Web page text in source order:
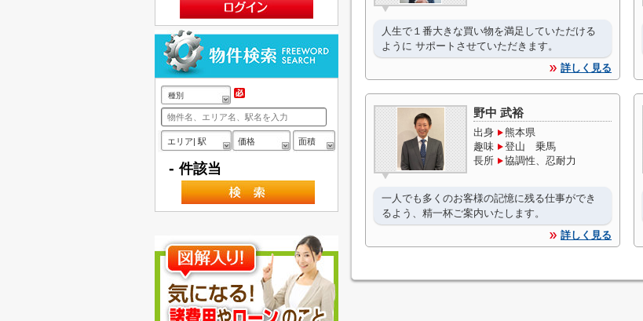
人生で１番大きな買い物を満足していただける
ように サポートさせていただきます。
詳しく見る
野中 武裕
出身
熊本県
趣味
登山 乗馬
長所
協調性、忍耐力
一人でも多くのお客様の記憶に残る仕事ができ
るよう、精一杯ご案内いたします。
詳しく見る
種別
エリア| 駅 価格 面積
- 件該当